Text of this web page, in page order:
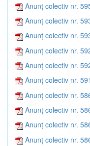
Anunț colectiv nr.
Anunț colectiv nr.
Anunț colectiv nr.
Anunț colectiv nr.
Anunț colectiv nr.
Anunț colectiv nr.
Anunț colectiv nr.
Anunț colectiv nr.
Anunț colectiv nr.
Anunț colectiv nr.